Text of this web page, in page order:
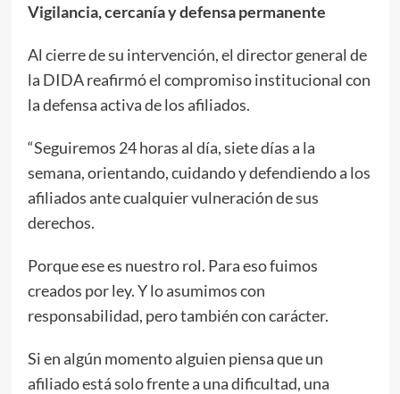
Vigilancia, cercanía y defensa permanente
Al cierre de su intervención, el director general de
la DIDA reafirmó el compromiso institucional con
la defensa activa de los afiliados.
“Seguiremos 24 horas al día, siete días a la
semana, orientando, cuidando y defendiendo a los
afiliados ante cualquier vulneración de sus
derechos.
Porque ese es nuestro rol. Para eso fuimos
creados por ley. Y lo asumimos con
responsabilidad, pero también con carácter.
Si en algún momento alguien piensa que un
afiliado está solo frente a una dificultad, una